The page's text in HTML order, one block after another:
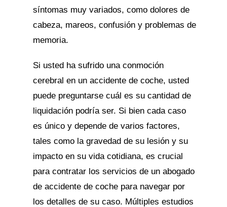
síntomas muy variados, como dolores de
cabeza, mareos, confusión y problemas de
memoria.
Si usted ha sufrido una conmoción
cerebral en un accidente de coche, usted
puede preguntarse cuál es su cantidad de
liquidación podría ser. Si bien cada caso
es único y depende de varios factores,
tales como la gravedad de su lesión y su
impacto en su vida cotidiana, es crucial
para contratar los servicios de un abogado
de accidente de coche para navegar por
los detalles de su caso. Múltiples estudios